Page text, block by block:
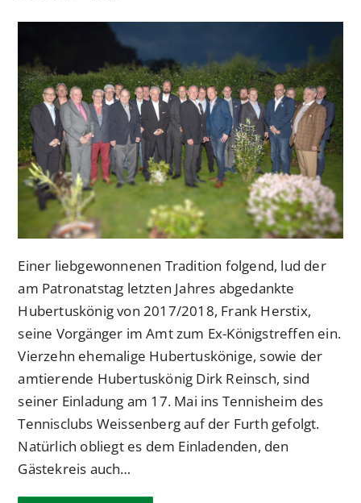
Einer liebgewonnenen Tradition folgend, lud der
am Patronatstag letzten Jahres abgedankte
Hubertuskönig von 2017/2018, Frank Herstix,
seine Vorgänger im Amt zum Ex-Königstreffen ein.
Vierzehn ehemalige Hubertuskönige, sowie der
amtierende Hubertuskönig Dirk Reinsch, sind
seiner Einladung am 17. Mai ins Tennisheim des
Tennisclubs Weissenberg auf der Furth gefolgt.
Natürlich obliegt es dem Einladenden, den
Gästekreis auch…